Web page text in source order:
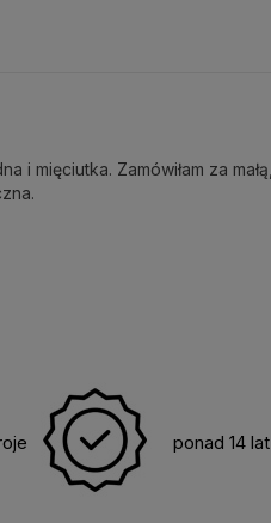
i mięciutka. Zamówiłam za
ponad 14